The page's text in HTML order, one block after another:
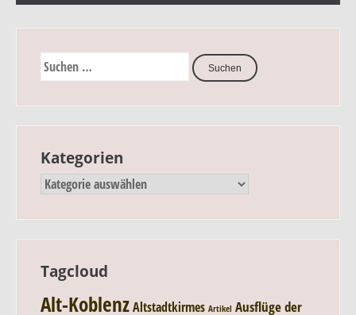
Kategorien
Tagcloud
Alt-KoblenzAltstadtkirmes Artikel Ausflüge der